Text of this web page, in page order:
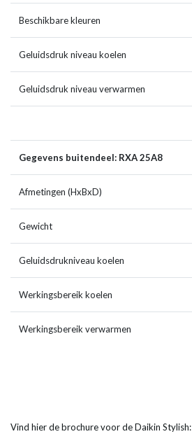
Beschikbare kleuren
Geluidsdruk niveau koelen
Geluidsdruk niveau verwarmen
Gegevens buitendeel: RXA 25A8
Afmetingen (HxBxD)
Gewicht
Geluidsdrukniveau koelen
Werkingsbereik koelen
Werkingsbereik verwarmen
Vind hier de brochure voor de Daikin Stylish: